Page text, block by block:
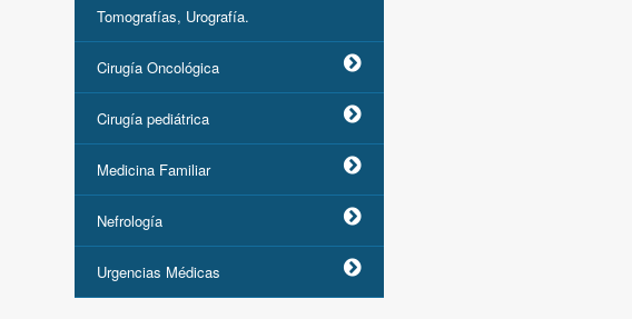
Tomografías, Urografía.
Cirugía Oncológica
Cirugía pediátrica
Medicina Familiar
Nefrología
Urgencias Médicas